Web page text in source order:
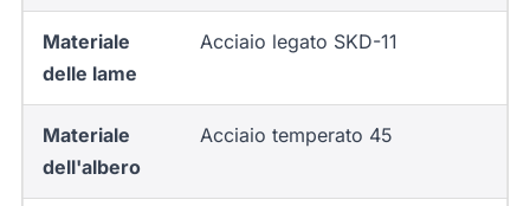
Materiale
delle lame
Acciaio legato SKD-11
Materiale
dell'albero
Acciaio temperato 45